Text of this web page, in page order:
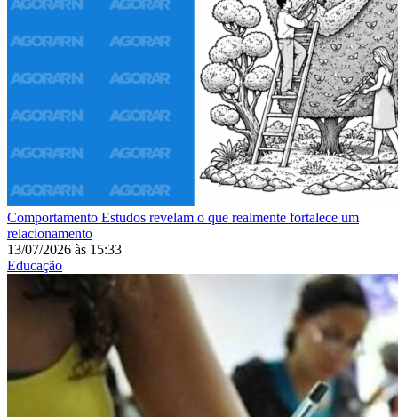
Comportamento Estudos revelam o que realmente fortalece um
relacionamento
13/07/2026 às 15:33
Educação